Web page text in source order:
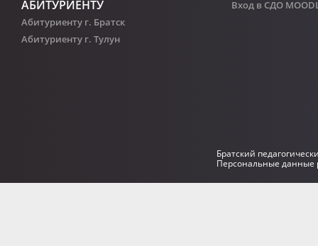
АБИТУРИЕНТУ
Абитуриенту г. Братск
Абитуриенту г. Тулун
Вход в СДО
Братский
Персональные данные